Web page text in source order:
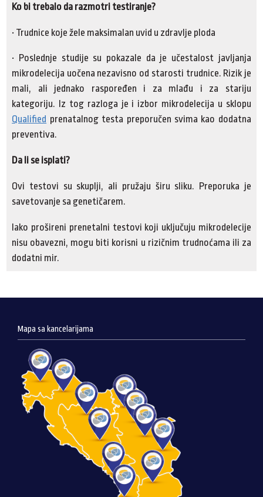
Ko bi trebalo da razmotri testiranje?
• Trudnice koje žele maksimalan uvid u zdravlje ploda
• Poslednje studije su pokazale da je učestalost javljanja
mikrodelecija uočena nezavisno od starosti trudnice. Rizik je
mali, ali jednako raspoređen i za mlađu i za stariju
kategoriju. Iz tog razloga je i izbor mikrodelecija u sklopu
Qualified prenatalnog testa preporučen svima kao dodatna
preventiva.
Da li se isplati?
Ovi testovi su skuplji, ali pružaju širu sliku. Preporuka je
savetovanje sa genetičarem.
Iako prošireni prenetalni testovi koji uključuju mikrodelecije
nisu obavezni, mogu biti korisni u rizičnim trudnoćama ili za
dodatni mir.
Mapa sa kancelarijama